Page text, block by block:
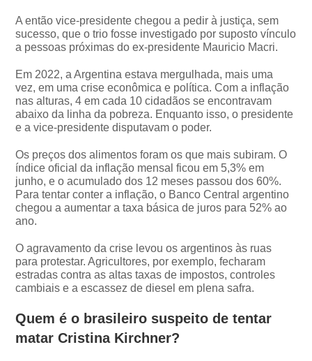
A então vice-presidente chegou a pedir à justiça, sem
sucesso, que o trio fosse investigado por suposto vínculo
a pessoas próximas do ex-presidente Mauricio Macri.
Em 2022, a Argentina estava mergulhada, mais uma
vez, em uma crise econômica e política. Com a inflação
nas alturas, 4 em cada 10 cidadãos se encontravam
abaixo da linha da pobreza. Enquanto isso, o presidente
e a vice-presidente disputavam o poder.
Os preços dos alimentos foram os que mais subiram. O
índice oficial da inflação mensal ficou em 5,3% em
junho, e o acumulado dos 12 meses passou dos 60%.
Para tentar conter a inflação, o Banco Central argentino
chegou a aumentar a taxa básica de juros para 52% ao
ano.
O agravamento da crise levou os argentinos às ruas
para protestar. Agricultores, por exemplo, fecharam
estradas contra as altas taxas de impostos, controles
cambiais e a escassez de diesel em plena safra.
Quem é o brasileiro suspeito de tentar
matar Cristina Kirchner?